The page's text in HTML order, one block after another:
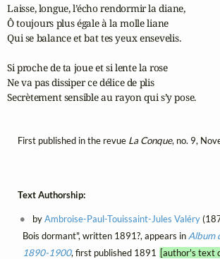
Laisse, longue, l’écho rendormir la diane,
Ô toujours plus égale à la molle liane
Qui se balance et bat tes yeux ensevelis.
Si proche de ta joue et si lente la rose
Ne va pas dissiper ce délice de plis
Secrètement sensible au rayon qui s’y pose.
First published in the revue La Conque, no. 9,
Text Authorship:
byAmbroise-Paul-Touissaint-Jules Valéry
Bois dormant", written 1891?, appears in Album
1890-1900, first published 1891 [author's text